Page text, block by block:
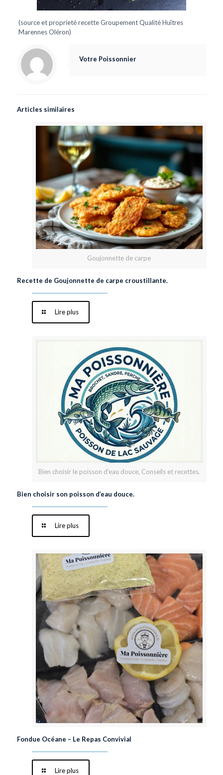
(source et proprieté recette Groupement Qualité Huîtres
Marennes Oléron)
Votre Poissonnier
Articles similaires
Goujonnette de carpe
Recette de Goujonnette de carpe croustillante.
Lire plus
Bien choisir le poisson d’eau douce, Conseils et recettes.
Bien choisir son poisson d’eau douce.
Lire plus
Fondue Océane – Le Repas Convivial
Lire plus